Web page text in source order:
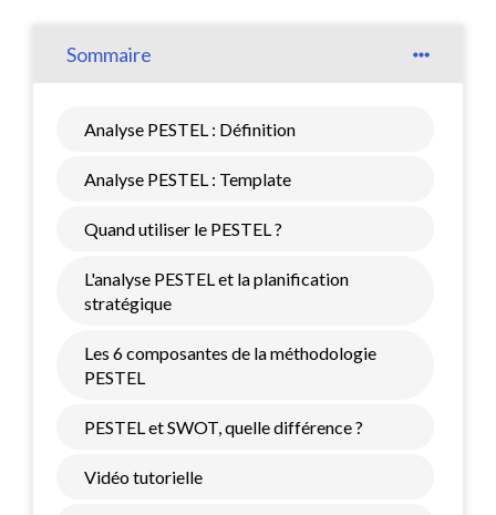
Sommaire
Analyse PESTEL : Définition
Analyse PESTEL : Template
Quand utiliser le PESTEL ?
L'analyse PESTEL et la planification
stratégique
Les 6 composantes de la méthodologie
PESTEL
PESTEL et SWOT, quelle différence ?
Vidéo tutorielle